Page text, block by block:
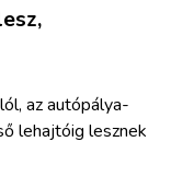
az autópálya-
lehajtóig lesznek